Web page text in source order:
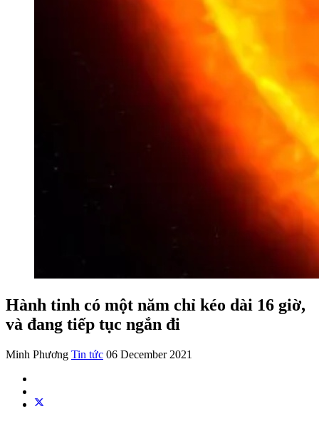
Hành tinh có một năm chỉ kéo dài 16 giờ,
và đang tiếp tục ngắn đi
Minh Phương Tin tức 06 December 2021